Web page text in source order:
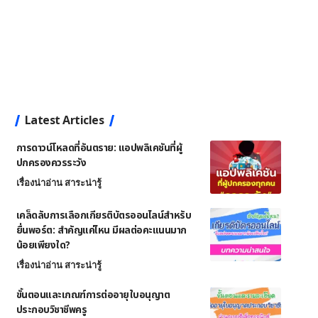
Latest Articles
การดาวน์โหลดที่อันตราย: แอปพลิเคชันที่ผู้
ปกครองควรระวัง
เรื่องน่าอ่าน สาระน่ารู้
เคล็ดลับการเลือกเกียรติบัตรออนไลน์สำหรับ
ยื่นพอร์ต: สำคัญแค่ไหน มีผลต่อคะแนนมาก
น้อยเพียงใด?
เรื่องน่าอ่าน สาระน่ารู้
ขั้นตอนและเกณฑ์การต่ออายุใบอนุญาต
ประกอบวิชาชีพครู